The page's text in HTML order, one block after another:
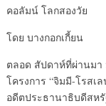
คอลัมน์ โลกสองวัย
โดย บางกอกเกี้ยน
ตลอด สัปดาห์ที่ผ่านมา
โครงการ “จิมมี-โรสเ
อดีตประธานาธิบดีสหรั